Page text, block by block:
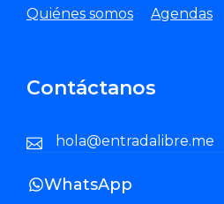
Quiénes somos
Agendas
Contáctanos
hola@entradalibre.me
WhatsApp